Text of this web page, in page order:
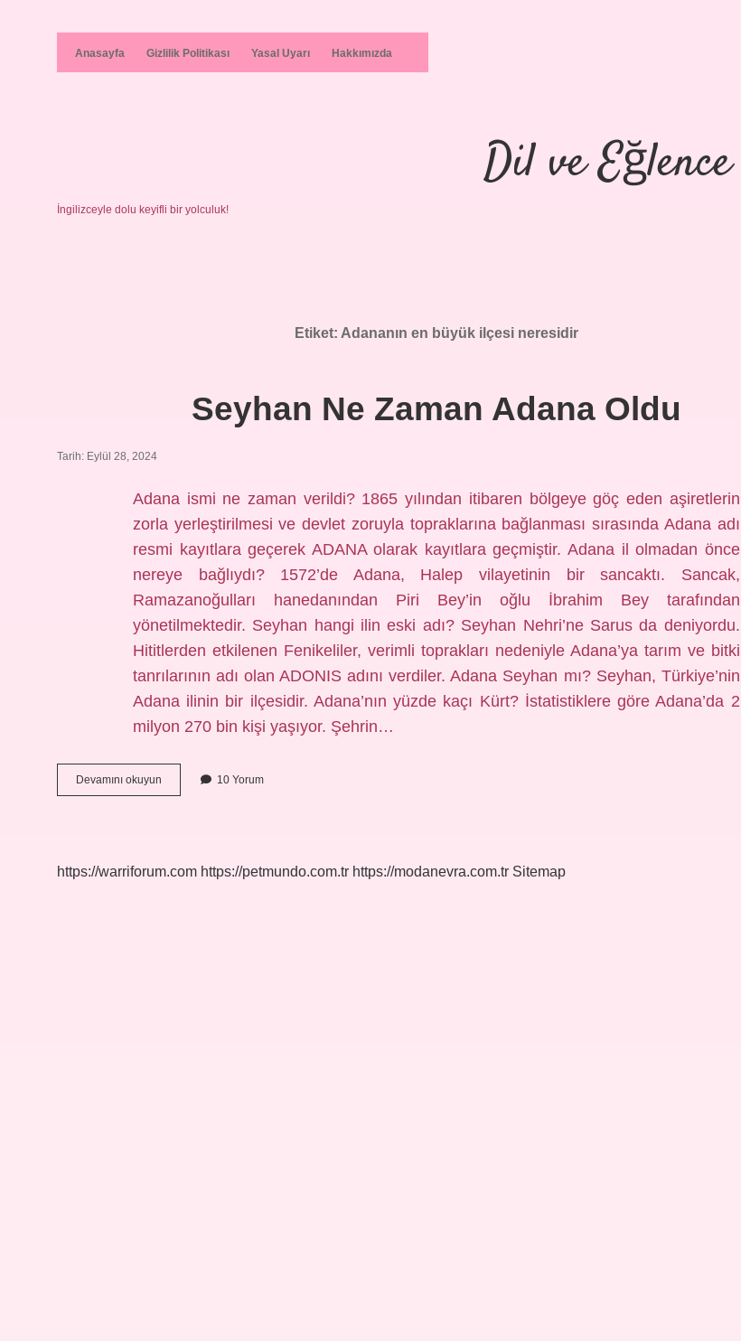
Anasayfa Gizlilik Politikası Yasal Uyarı Hakkımızda
Dil ve Eğlence
İngilizceyle dolu keyifli bir yolculuk!
Etiket: Adananın en büyük ilçesi neresidir
Seyhan Ne Zaman Adana Oldu
Tarih: Eylül 28, 2024
Adana ismi ne zaman verildi? 1865 yılından itibaren bölgeye göç eden aşiretlerin
zorla yerleştirilmesi ve devlet zoruyla topraklarına bağlanması sırasında Adana adı
resmi kayıtlara geçerek ADANA olarak kayıtlara geçmiştir. Adana il olmadan önce
nereye bağlıydı? 1572’de Adana, Halep vilayetinin bir sancaktı. Sancak,
Ramazanoğulları hanedanından Piri Bey’in oğlu İbrahim Bey tarafından
yönetilmektedir. Seyhan hangi ilin eski adı? Seyhan Nehri’ne Sarus da deniyordu.
Hititlerden etkilenen Fenikeliler, verimli toprakları nedeniyle Adana’ya tarım ve bitki
tanrılarının adı olan ADONIS adını verdiler. Adana Seyhan mı? Seyhan, Türkiye’nin
Adana ilinin bir ilçesidir. Adana’nın yüzde kaçı Kürt? İstatistiklere göre Adana’da 2
milyon 270 bin kişi yaşıyor. Şehrin…
Devamını okuyun
Ne
10 Yorum
https://warriforum.com https://petmundo.com.tr https://modanevra.com.tr Sitemap